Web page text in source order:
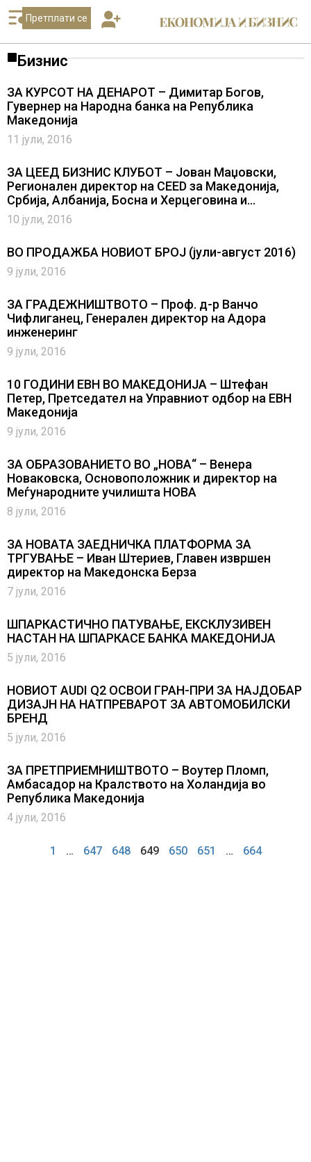
Претплати се
Бизнис
ЗА КУРСОТ НА ДЕНАРОТ – Димитар Богов,
Гувернер на Народна банка на Република
Македонија
11 јули, 2016
ЗА ЦЕЕД БИЗНИС КЛУБОТ – Јован Маџовски,
Регионален директор на CEED за Македонија,
Србија, Албанија, Босна и Херцеговина и
Молдавија
10 јули, 2016
ВО ПРОДАЖБА НОВИОТ БРОЈ (јули-август 2016)
9 јули, 2016
ЗА ГРАДЕЖНИШТВОТО – Проф. д-р Ванчо
Чифлиганец, Генерален директор на Адора
инженеринг
9 јули, 2016
10 ГОДИНИ ЕВН ВО МАКЕДОНИЈА – Штефан
Петер, Претседател на Управниот одбор на ЕВН
Македонија
9 јули, 2016
ЗА ОБРАЗОВАНИЕТО ВО „НОВА“ – Венера
Новаковска, Основоположник и директор на
Меѓународните училишта НОВА
8 јули, 2016
ЗА НОВАТА ЗАЕДНИЧКА ПЛАТФОРМА ЗА
ТРГУВАЊЕ – Иван Штериев, Главен извршен
директор на Македонска Берза
7 јули, 2016
ШПАРКАСТИЧНО ПАТУВАЊЕ, ЕКСКЛУЗИВЕН
НАСТАН НА ШПАРКАСЕ БАНКА МАКЕДОНИЈА
5 јули, 2016
НОВИОТ AUDI Q2 ОСВОИ ГРАН-ПРИ ЗА НАЈДОБАР
ДИЗАЈН НА НАТПРЕВАРОТ ЗА АВТОМОБИЛСКИ
БРЕНД
5 јули, 2016
ЗА ПРЕТПРИЕМНИШТВОТО – Воутер Пломп,
Амбасадор на Кралството на Холандија во
Република Македонија
4 јули, 2016
1 … 647 648 649 650 651 … 664